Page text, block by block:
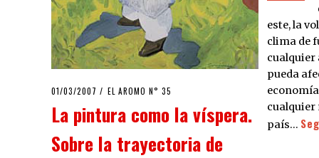
este, la
clima de
cualquier
pueda
cualquier
país…
POSTED
01/03/2007 23/03/2020
EL AROMO N° 35
La pintura como la víspera.
Sobre la trayectoria de